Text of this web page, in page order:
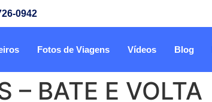
0942
Fotos de Viagens Vídeos Blog
– BATE E VOLTA